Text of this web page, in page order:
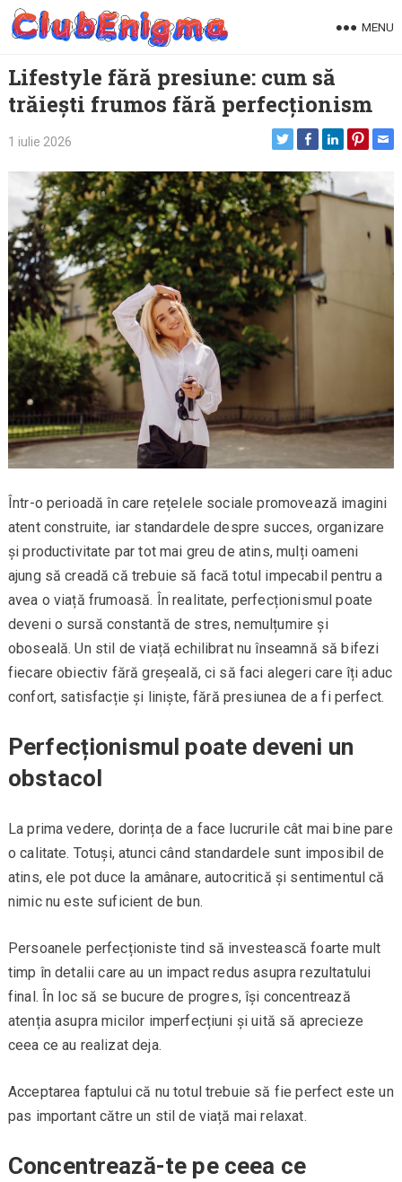
Skip
MENU
Lifestyle fără presiune: cum să
trăiești frumos fără perfecționism
1 iulie 2026
Într-o perioadă în care rețelele sociale promovează imagini
atent construite, iar standardele despre succes, organizare
și productivitate par tot mai greu de atins, mulți oameni
ajung să creadă că trebuie să facă totul impecabil pentru a
avea o viață frumoasă. În realitate, perfecționismul poate
deveni o sursă constantă de stres, nemulțumire și
oboseală. Un stil de viață echilibrat nu înseamnă să bifezi
fiecare obiectiv fără greșeală, ci să faci alegeri care îți aduc
confort, satisfacție și liniște, fără presiunea de a fi perfect.
Perfecționismul poate deveni un
obstacol
La prima vedere, dorința de a face lucrurile cât mai bine pare
o calitate. Totuși, atunci când standardele sunt imposibil de
atins, ele pot duce la amânare, autocritică și sentimentul că
nimic nu este suficient de bun.
Persoanele perfecționiste tind să investească foarte mult
timp în detalii care au un impact redus asupra rezultatului
final. În loc să se bucure de progres, își concentrează
atenția asupra micilor imperfecțiuni și uită să aprecieze
ceea ce au realizat deja.
Acceptarea faptului că nu totul trebuie să fie perfect este un
pas important către un stil de viață mai relaxat.
Concentrează-te pe ceea ce